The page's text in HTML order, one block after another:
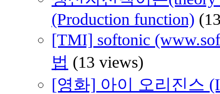
(Production function)
[TMI] softonic
법 (13 views)
[영화] 아이 오리진스